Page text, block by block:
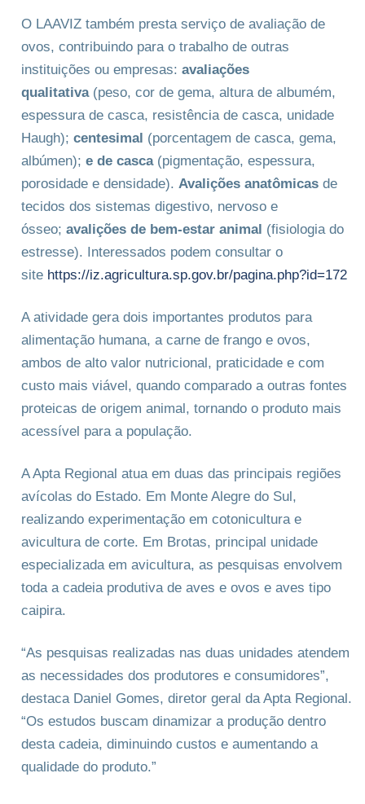
O LAAVIZ também presta serviço de avaliação de
ovos, contribuindo para o trabalho de outras
instituições ou empresas: avaliações
qualitativa (peso, cor de gema, altura de albumém,
espessura de casca, resistência de casca, unidade
Haugh); centesimal (porcentagem de casca, gema,
albúmen); e de casca (pigmentação, espessura,
porosidade e densidade). Avalições anatômicas de
tecidos dos sistemas digestivo, nervoso e
ósseo; avalições de bem-estar animal (fisiologia do
estresse). Interessados podem consultar o
site https://iz.agricultura.sp.gov.br/pagina.php?id=172
A atividade gera dois importantes produtos para
alimentação humana, a carne de frango e ovos,
ambos de alto valor nutricional, praticidade e com
custo mais viável, quando comparado a outras fontes
proteicas de origem animal, tornando o produto mais
acessível para a população.
A Apta Regional atua em duas das principais regiões
avícolas do Estado. Em Monte Alegre do Sul,
realizando experimentação em cotonicultura e
avicultura de corte. Em Brotas, principal unidade
especializada em avicultura, as pesquisas envolvem
toda a cadeia produtiva de aves e ovos e aves tipo
caipira.
“As pesquisas realizadas nas duas unidades atendem
as necessidades dos produtores e consumidores”,
destaca Daniel Gomes, diretor geral da Apta Regional.
“Os estudos buscam dinamizar a produção dentro
desta cadeia, diminuindo custos e aumentando a
qualidade do produto.”